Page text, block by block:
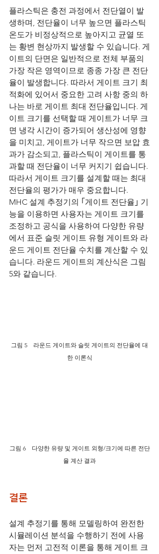
플라스틱은 충전 과정에서 전단열이 발
생하며, 전단율이 너무 높으면 플라스틱
온도가 비정상적으로 높아지고 균열 또
는 황변 현상까지 발생할 수 있습니다. 게
이트의 단면은 일반적으로 전체 부품의
가장 작은 영역이므로 종종 가장 큰 전단
율이 발생합니다. 따라서 게이트 크기 최
적화에 있어서 중요한 고려 사항 중의 하
나는 바로 게이트 최대 전단율입니다. 게
이트 크기를 선택할 때 게이트가 너무 크
면 냉각 시간이 증가되어 생산성에 영향
을 미치고, 게이트가 너무 작으면 보압 효
과가 감소되고, 플라스틱이 게이트를 통
과할 때 전단율이 너무 커지기 쉽습니다.
따라서 게이트 크기를 설계할 때는 최대
전단율의 평가가 매우 중요합니다.
MHC 설계 추정기의 ｢게이트 전단율｣ 기
능을 이용하면 사용자는 게이트 크기를
조정하고 공식을 사용하여 다양한 유량
에서 표준 슬릿 게이트 유형 게이트와 라
운드 게이트 전단율 수치를 계산할 수 있
습니다. 라운드 게이트의 계산식은 그림
5와 같습니다.
그림 5　라운드 게이트와 슬릿 게이트의 전단율에 대
한 이론식
그림 6　다양한 유량 및 게이트 외형/크기에 따른 전단
율 계산 결과
결론
설계 추정기를 통해 모델링하여 완전한
시뮬레이션 분석을 수행하기 전에 사용
자는 먼저 고전적 이론을 통해 게이트 크